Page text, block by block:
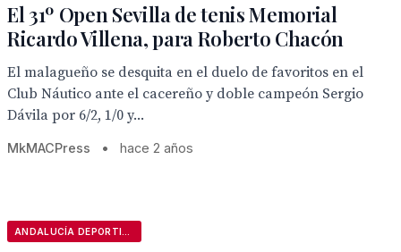
El 31º Open Sevilla de tenis Memorial
Ricardo Villena, para Roberto Chacón
El malagueño se desquita en el duelo de favoritos en el
Club Náutico ante el cacereño y doble campeón Sergio
Dávila por 6/2, 1/0 y...
MkMACPress • hace 2 años